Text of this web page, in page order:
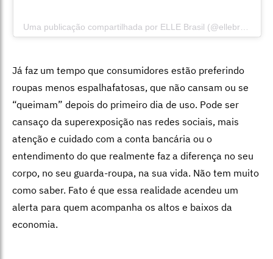
Já faz um tempo que consumidores estão preferindo
roupas menos espalhafatosas, que não cansam ou se
“queimam” depois do primeiro dia de uso. Pode ser
cansaço da superexposição nas redes sociais, mais
atenção e cuidado com a conta bancária ou o
entendimento do que realmente faz a diferença no seu
corpo, no seu guarda-roupa, na sua vida. Não tem muito
como saber. Fato é que essa realidade acendeu um
alerta para quem acompanha os altos e baixos da
economia.